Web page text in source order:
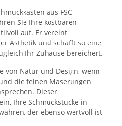
aus FSC-
Sie Ihre kostbaren
auf. Er vereint
Ästhetik und schafft so eine
Ihr Zuhause bereichert.
von Natur und Design, wenn
die feinen Maserungen
Dieser
Ihre Schmuckstücke in
der ebenso wertvoll ist